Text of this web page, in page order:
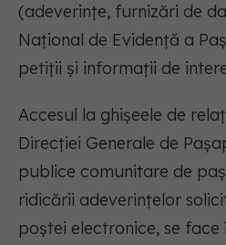
(adeverințe, furnizări de
Național de Evidență a
petiții și informații de
Accesul la ghișeele de
Direcției Generale de
publice comunitare de
ridicării adeverințelor
poștei electronice, se face